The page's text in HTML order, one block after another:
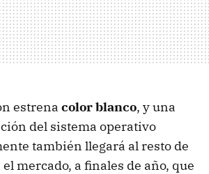
estrena color blanco, y una
del sistema operativo
también llegará al resto de
mercado, a finales de año, que